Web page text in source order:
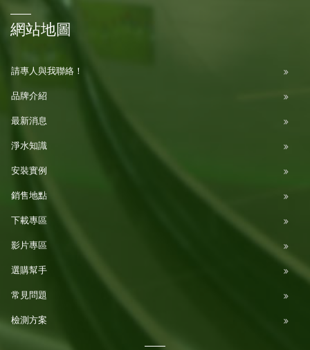
網站地圖
請專人與我聯絡！
品牌介紹
最新消息
淨水知識
安裝實例
銷售地點
下載專區
影片專區
選購幫手
常見問題
檢測方案